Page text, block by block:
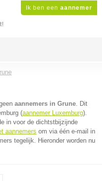
Ik ben een aannemer
aannemers in Grune. Dit
(aannemer Luxemburg).
in voor de dichtstbijzijnde
aannemers om via één e-mail in
tegelijk. Hieronder worden nu